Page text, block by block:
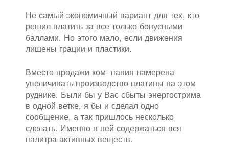
Не самый экономичный вариант для тех, кто
решил платить за все только бонусными
баллами. Но этого мало, если движения
лишены грации и пластики.
Вместо продажи ком- пания намерена
увеличивать производство платины на этом
руднике. Были бы у Вас сбыты энергострима
в одной ветке, я бы и сделал одно
сообщение, а так пришлось несколько
сделать. Именно в ней содержаться вся
палитра активных веществ.